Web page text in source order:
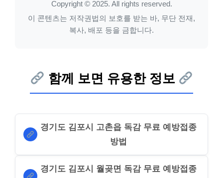
Copyright © 2025. All rights reserved.
이 콘텐츠는 저작권법의 보호를 받는 바, 무단 전재,
복사, 배포 등을 금합니다.
함께 보면 유용한 정보
경기도 김포시 고촌읍 독감 무료 예방접종
방법
경기도 김포시 월곶면 독감 무료 예방접종